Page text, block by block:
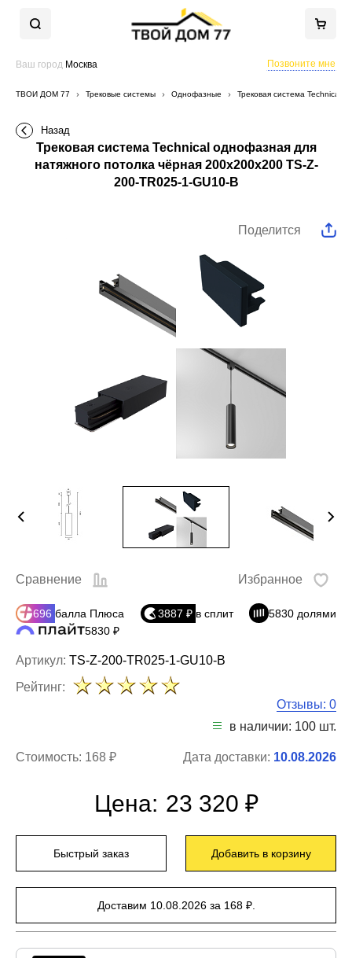
Ваш город Москва Позвоните мне
ТВОЙ ДОМ 77 Трековые системы Однофазные Трековая система Technical
Назад
Трековая система Technical однофазная для
натяжного потолка чёрная 200x200x200 TS-Z-
200-TR025-1-GU10-B
Поделится
Артикул: TS-Z-200-TR025-1-GU10-B
Сравнение Избранное
696 балла Плюса 3887 ₽ в сплит
5830 долями
5830 ₽
Рейтинг:
Отзывы: 0
в наличии: 100 шт.
Стоимость: 168 ₽ Дата доставки: 10.08.2026
Цена: 23 320 ₽
Быстрый заказ Добавить в корзину
Доставим 10.08.2026 за 168 ₽.